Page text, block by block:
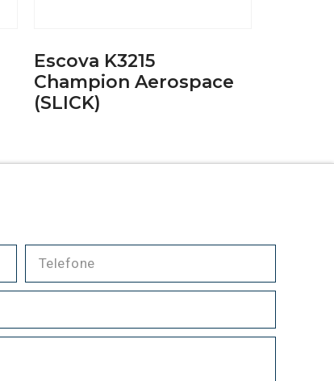
Escova K3215
Champion Aerospace
(SLICK)